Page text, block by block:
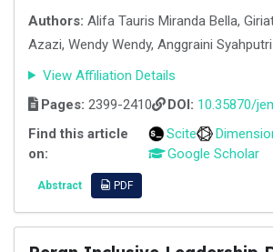
Authors: Alifa Tauris Miranda Bella,
Azazi, Wendy Wendy, Anggraini Syahputri
View Affiliation Details
Pages: 2399-2410 DOI: 10.35870/
Find this article
on:
Scite
Google Scholar
Abstract PDF